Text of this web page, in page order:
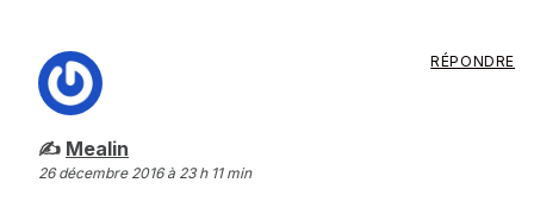
Mealin
26 décembre 2016 à 23 h 11 min
RÉPONDRE